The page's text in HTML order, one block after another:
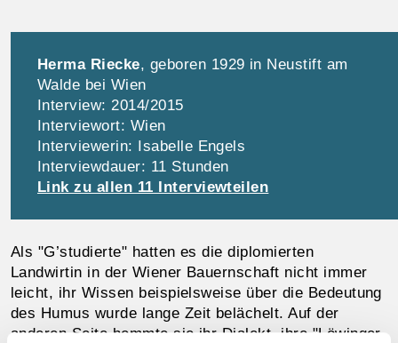
Herma Riecke, geboren 1929 in Neustift am
Walde bei Wien
Interview: 2014/2015
Interviewort: Wien
Interviewerin: Isabelle Engels
Interviewdauer: 11 Stunden
Link zu allen 11 Interviewteilen
Als "G’studierte" hatten es die diplomierten
Landwirtin in der Wiener Bauernschaft nicht immer
leicht, ihr Wissen beispielsweise über die Bedeutung
des Humus wurde lange Zeit belächelt. Auf der
anderen Seite hemmte sie ihr Dialekt, ihre "Löwinger-